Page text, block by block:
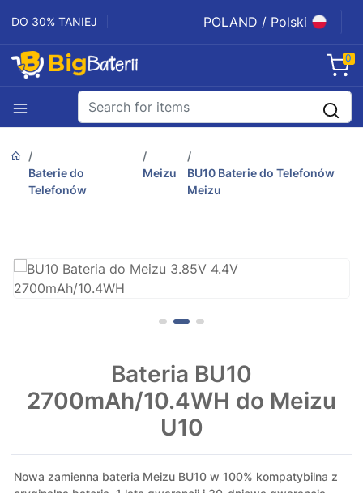
DO 30% TANIEJ POLAND / Polski
0
Baterie do
Telefonów
Meizu
BU10 Baterie do Telefonów
Meizu
Bateria BU10
2700mAh/10.4WH do Meizu
U10
Nowa zamienna bateria Meizu BU10 w 100% kompatybilna z